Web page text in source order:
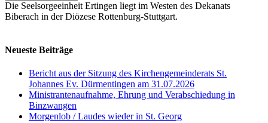
Die Seelsorgeeinheit Ertingen liegt im Westen des Dekanats
Biberach in der Diözese Rottenburg-Stuttgart.
Neueste Beiträge
Bericht aus der Sitzung des Kirchengemeinderats St.
Johannes Ev. Dürmentingen am 31.07.2026
Ministrantenaufnahme, Ehrung und Verabschiedung in
Binzwangen
Morgenlob / Laudes wieder in St. Georg